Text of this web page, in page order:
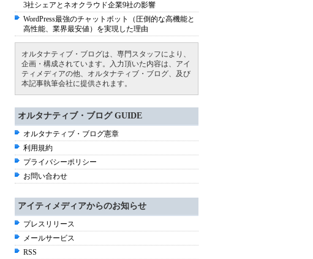
3社シェアとネオクラウド企業9社の影響
WordPress最強のチャットボット（圧倒的な高機能と
高性能、業界最安値）を実現した理由
オルタナティブ・ブログは、専門スタッフにより、
企画・構成されています。入力頂いた内容は、アイ
ティメディアの他、オルタナティブ・ブログ、及び
本記事執筆会社に提供されます。
オルタナティブ・ブログ GUIDE
オルタナティブ・ブログ憲章
利用規約
プライバシーポリシー
お問い合わせ
アイティメディアからのお知らせ
プレスリリース
メールサービス
RSS